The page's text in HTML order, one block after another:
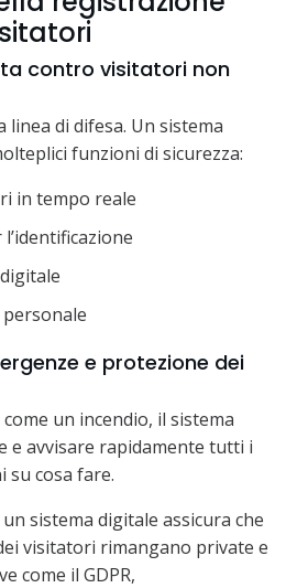
contro visitatori non
di difesa. Un sistema
funzioni di sicurezza:
in tempo reale
e protezione dei
un incendio, il sistema
e avvisare rapidamente tutti i
su cosa fare.
sistema digitale assicura che
visitatori rimangano private e
come il GDPR,